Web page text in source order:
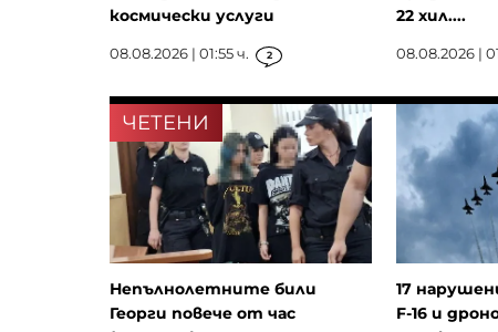
космически услуги
08.08.2026 | 01:55 ч. 2
22 хил....
08.08.2026 |
ЧЕТЕНИ
Непълнолетните били
Георги повече от час
17
F-16 и